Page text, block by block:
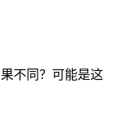
不同？可能是这